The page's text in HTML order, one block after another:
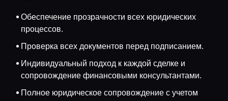
Обеспечение прозрачности всех юридических
процессов.
Проверка всех документов перед подписанием.
Индивидуальный подход к каждой сделке и
сопровождение финансовыми консультантами.
Полное юридическое сопровождение с учетом